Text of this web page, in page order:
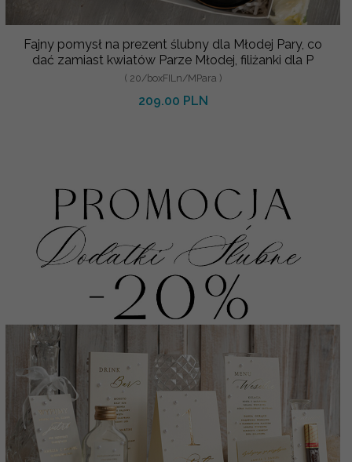
Fajny pomysł na prezent ślubny dla Młodej Pary, co
dać zamiast kwiatów Parze Młodej, filiżanki dla P
( 20/boxFILn/MPara )
209.00 PLN